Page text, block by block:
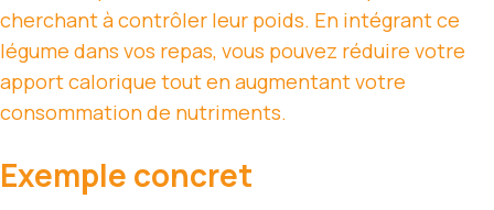
cherchant à contrôler leur poids. En intégrant ce
légume dans vos repas, vous pouvez réduire votre
apport calorique tout en augmentant votre
consommation de nutriments.
Exemple concret